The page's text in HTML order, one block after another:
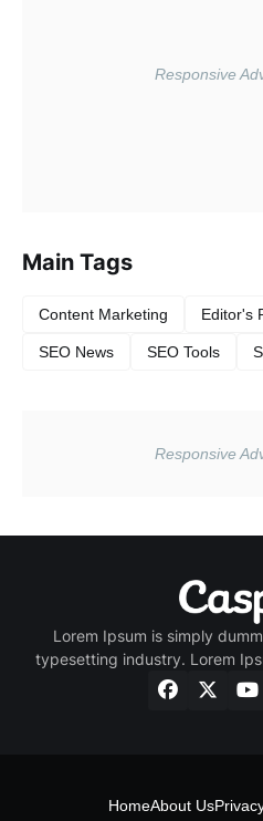
Main Tags
Content Marketing Editor's
SEO News SEO Tools
Lorem Ipsum is simply
typesetting industry. Lorem
HomeAbout Us